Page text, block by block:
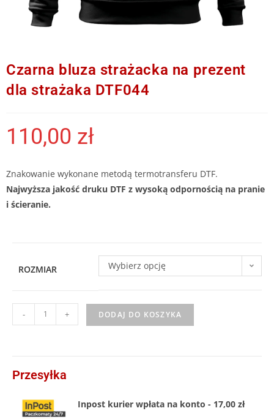
Czarna bluza strażacka na prezent
dla strażaka DTF044
110,00 zł
Znakowanie wykonane metodą termotransferu DTF.
Najwyższa jakość druku DTF z wysoką odpornością na pranie
i ścieranie.
ROZMIAR Wybierz opcję
- + DODAJ DO KOSZYKA
Przesyłka
Inpost kurier wpłata na konto - 17,00 zł